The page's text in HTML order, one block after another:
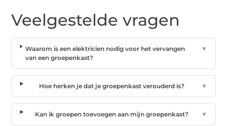
Veelgestelde vragen
Waarom is een elektricien nodig voor het vervangen
van een groepenkast?
▼
Hoe herken je dat je groepenkast verouderd is? ▼
Kan ik groepen toevoegen aan mijn groepenkast? ▼